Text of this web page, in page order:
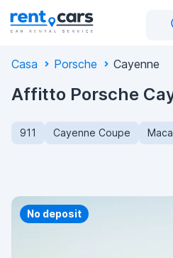
Casa Porsche Cayenne
Affitto Porsche
911 Cayenne Coupe
Priority
No deposit